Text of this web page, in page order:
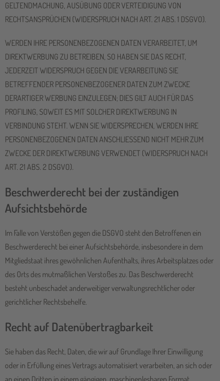
GELTENDMACHUNG, AUSÜBUNG ODER VERTEIDIGUNG VON
RECHTSANSPRÜCHEN (WIDERSPRUCH NACH ART. 21 ABS. 1 DSGVO).
WERDEN IHRE PERSONENBEZOGENEN DATEN VERARBEITET, UM
DIREKTWERBUNG ZU BETREIBEN, SO HABEN SIE DAS RECHT,
JEDERZEIT WIDERSPRUCH GEGEN DIE VERARBEITUNG SIE
BETREFFENDER PERSONENBEZOGENER DATEN ZUM ZWECKE
DERARTIGER WERBUNG EINZULEGEN; DIES GILT AUCH FÜR DAS
PROFILING, SOWEIT ES MIT SOLCHER DIREKTWERBUNG IN
VERBINDUNG STEHT. WENN SIE WIDERSPRECHEN, WERDEN IHRE
PERSONENBEZOGENEN DATEN ANSCHLIESSEND NICHT MEHR ZUM
ZWECKE DER DIREKTWERBUNG VERWENDET (WIDERSPRUCH NACH
ART. 21 ABS. 2 DSGVO).
Beschwerde­recht bei der zuständigen
Aufsichts­behörde
Im Falle von Verstößen gegen die DSGVO steht den Betroffenen ein
Beschwerderecht bei einer Aufsichtsbehörde, insbesondere in dem
Mitgliedstaat ihres gewöhnlichen Aufenthalts, ihres Arbeitsplatzes oder
des Orts des mutmaßlichen Verstoßes zu. Das Beschwerderecht
besteht unbeschadet anderweitiger verwaltungsrechtlicher oder
gerichtlicher Rechtsbehelfe.
Recht auf Daten­übertrag­barkeit
Sie haben das Recht, Daten, die wir auf Grundlage Ihrer Einwilligung
oder in Erfüllung eines Vertrags automatisiert verarbeiten, an sich oder
an einen Dritten in einem gängigen, maschinenlesbaren Format